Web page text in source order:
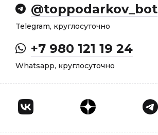
@toppodarkov_bot
Telegram, круглосуточно
+7 980 121 19 24
Whatsapp, круглосуточно